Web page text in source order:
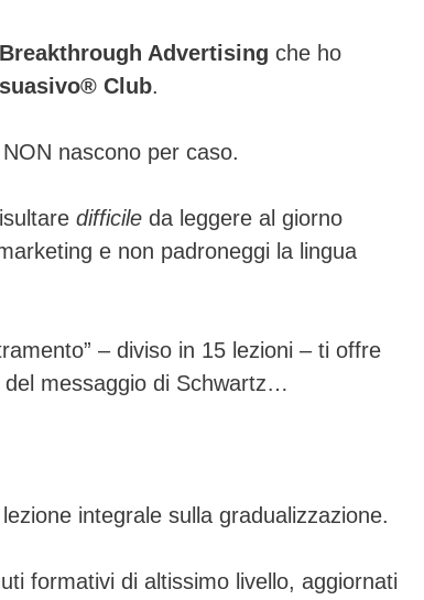
Breakthrough Advertising che ho
Club.
nascono per caso.
difficile da leggere al giorno
e non padroneggi la lingua
– diviso in 15 lezioni – ti offre
del messaggio di Schwartz…
integrale sulla gradualizzazione.
formativi di altissimo livello, aggiornati